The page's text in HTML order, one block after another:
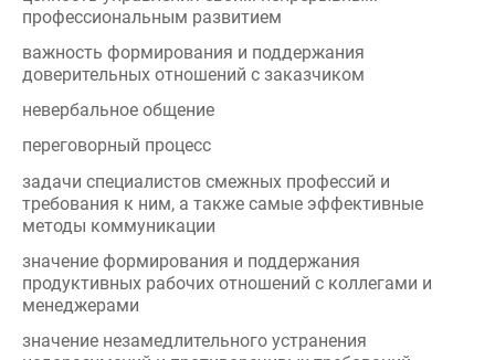
важность формирования и поддержания
доверительных отношений с заказчиком
невербальное общение
переговорный процесс
задачи специалистов смежных профессий и
требования к ним, а также самые эффективные
методы коммуникации
значение формирования и поддержания
продуктивных рабочих отношений с коллегами и
менеджерами
значение незамедлительного устранения
недоразумений и противоречивых требований
основы стиля, формы и эстетики